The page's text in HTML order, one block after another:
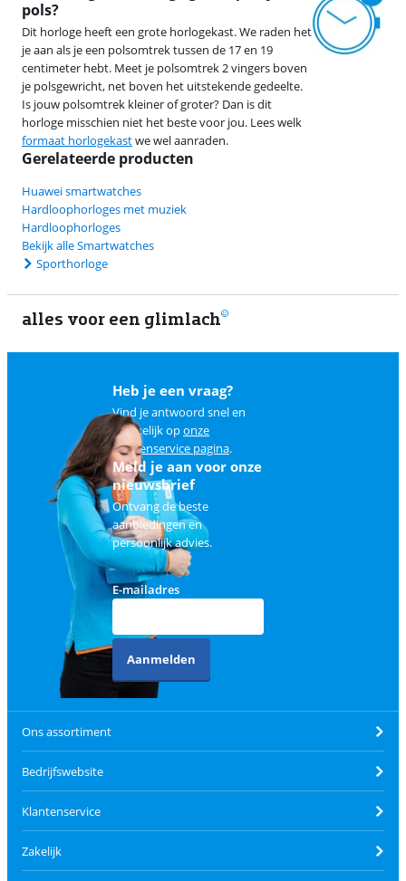
pols?
Dit horloge heeft een grote horlogekast. We raden het
je aan als je een polsomtrek tussen de 17 en 19
centimeter hebt. Meet je polsomtrek 2 vingers boven
je polsgewricht, net boven het uitstekende gedeelte.
Is jouw polsomtrek kleiner of groter? Dan is dit
horloge misschien niet het beste voor jou. Lees welk
formaat horlogekastwe wel aanraden.
Gerelateerde producten
Huawei smartwatches
Hardloophorloges met muziek
Hardloophorloges
Bekijk alle Smartwatches
Sporthorloge
alles voor een glimlach
Heb je een vraag?
Vind je antwoord snel en
makkelijk oponze
klantenservice pagina.
Meld je aan voor onze
nieuwsbrief
Ontvang de beste
aanbiedingen en
persoonlijk advies.
E-mailadres
Aanmelden
Ons assortiment
Bedrijfswebsite
Klantenservice
Zakelijk